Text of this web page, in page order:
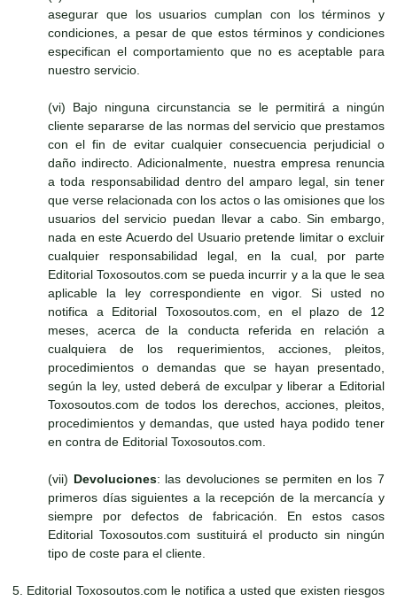
asegurar que los usuarios cumplan con los términos y
condiciones, a pesar de que estos términos y condiciones
especifican el comportamiento que no es aceptable para
nuestro servicio.
(vi) Bajo ninguna circunstancia se le permitirá a ningún
cliente separarse de las normas del servicio que prestamos
con el fin de evitar cualquier consecuencia perjudicial o
daño indirecto. Adicionalmente, nuestra empresa renuncia
a toda responsabilidad dentro del amparo legal, sin tener
que verse relacionada con los actos o las omisiones que los
usuarios del servicio puedan llevar a cabo. Sin embargo,
nada en este Acuerdo del Usuario pretende limitar o excluir
cualquier responsabilidad legal, en la cual, por parte
Editorial Toxosoutos.com se pueda incurrir y a la que le sea
aplicable la ley correspondiente en vigor. Si usted no
notifica a Editorial Toxosoutos.com, en el plazo de 12
meses, acerca de la conducta referida en relación a
cualquiera de los requerimientos, acciones, pleitos,
procedimientos o demandas que se hayan presentado,
según la ley, usted deberá de exculpar y liberar a Editorial
Toxosoutos.com de todos los derechos, acciones, pleitos,
procedimientos y demandas, que usted haya podido tener
en contra de Editorial Toxosoutos.com.
(vii) Devoluciones: las devoluciones se permiten en los 7
primeros días siguientes a la recepción de la mercancía y
siempre por defectos de fabricación. En estos casos
Editorial Toxosoutos.com sustituirá el producto sin ningún
tipo de coste para el cliente.
5. Editorial Toxosoutos.com le notifica a usted que existen riesgos